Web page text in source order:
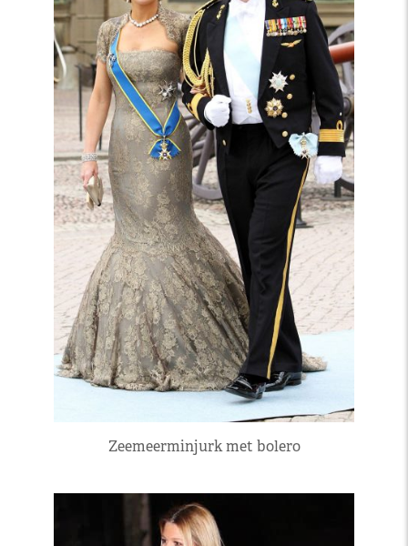
Zeemeerminjurk met bolero